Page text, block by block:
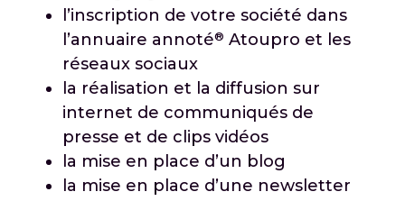
l’inscription de votre société dans
l’annuaire annoté® Atoupro et les
réseaux sociaux
la réalisation et la diffusion sur
internet de communiqués de
presse et de clips vidéos
la mise en place d’un blog
la mise en place d’une newsletter